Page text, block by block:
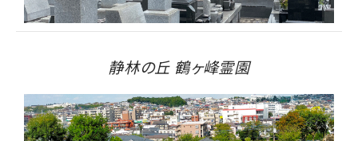
静林の丘 鶴ヶ峰霊園